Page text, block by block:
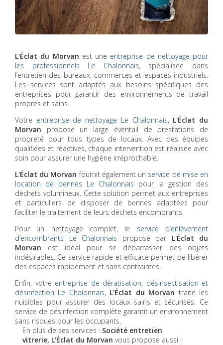
L'Éclat du Morvan est une entreprise de nettoyage pour
les professionnels Le Chalonnais, spécialisée dans
l’entretien des bureaux, commerces et espaces industriels.
Les services sont adaptés aux besoins spécifiques des
entreprises pour garantir des environnements de travail
propres et sains.
Votre entreprise de nettoyage Le Chalonnais, L'Éclat du
Morvan propose un large éventail de prestations de
propreté pour tous types de locaux. Avec des équipes
qualifiées et réactives, chaque intervention est réalisée avec
soin pour assurer une hygiène irréprochable.
L'Éclat du Morvan fournit également un service de mise en
location de bennes Le Chalonnais pour la gestion des
déchets volumineux. Cette solution permet aux entreprises
et particuliers de disposer de bennes adaptées pour
faciliter le traitement de leurs déchets encombrants.
Pour un nettoyage complet, le service d’enlèvement
d’encombrants Le Chalonnais proposé par L'Éclat du
Morvan est idéal pour se débarrasser des objets
indésirables. Ce service rapide et efficace permet de libérer
des espaces rapidement et sans contraintes.
Enfin, votre entreprise de dératisation, désinsectisation et
désinfection Le Chalonnais, L'Éclat du Morvan traite les
nuisibles pour assurer des locaux sains et sécurisés. Ce
service de désinfection complète garantit un environnement
sans risques pour les occupants.
En plus de ses services : Société entretien
vitrerie, L'Éclat du Morvan vous propose aussi :